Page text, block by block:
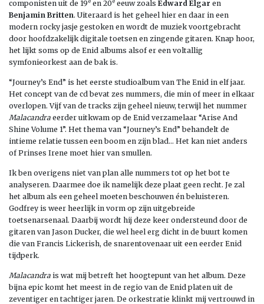
componisten uit de 19 en 20 eeuw zoals Edward Elgar en
Benjamin Britten. Uiteraard is het geheel hier en daar in een
modern rocky jasje gestoken en wordt de muziek voortgebracht
door hoofdzakelijk digitale toetsen en zingende gitaren. Knap hoor,
het lijkt soms op de Enid albums alsof er een voltallig
symfonieorkest aan de bak is.
“Journey’s End” is het eerste studioalbum van The Enid in elf jaar.
Het concept van de cd bevat zes nummers, die min of meer in elkaar
overlopen. Vijf van de tracks zijn geheel nieuw, terwijl het nummer
Malacandra eerder uitkwam op de Enid verzamelaar “Arise And
Shine Volume 1”. Het thema van “Journey’s End” behandelt de
intieme relatie tussen een boom en zijn blad… Het kan niet anders
of Prinses Irene moet hier van smullen.
Ik ben overigens niet van plan alle nummers tot op het bot te
analyseren. Daarmee doe ik namelijk deze plaat geen recht. Je zal
het album als een geheel moeten beschouwen én beluisteren.
Godfrey is weer heerlijk in vorm op zijn uitgebreide
toetsenarsenaal. Daarbij wordt hij deze keer ondersteund door de
gitaren van Jason Ducker, die wel heel erg dicht in de buurt komen
die van Francis Lickerish, de snarentovenaar uit een eerder Enid
tijdperk.
Malacandra is wat mij betreft het hoogtepunt van het album. Deze
bijna epic komt het meest in de regio van de Enid platen uit de
zeventiger en tachtiger jaren. De orkestratie klinkt mij vertrouwd in